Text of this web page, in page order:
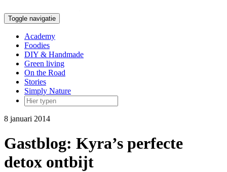
naar
inhoud
Toggle navigatie
Academy
Foodies
DIY & Handmade
Green living
On the Road
Stories
Simply Nature
8 januari 2014
Gastblog: Kyra’s perfecte
detox ontbijt